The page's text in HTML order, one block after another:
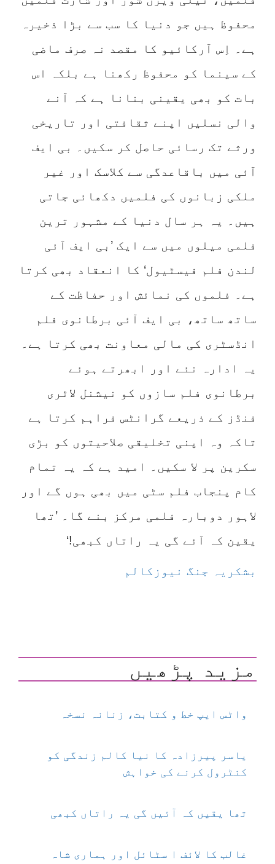
محفوظ ہیں جو دنیا کا سب سے بڑا ذخیرہ
ہے۔ اِس آرکائیو کا مقصد نہ صرف ماضی
کے سینما کو محفوظ رکھنا ہے بلکہ اس
بات کو بھی یقینی بنانا ہے کہ آنے
والی نسلیں اپنے ثقافتی اور تاریخی
ورثے تک رسائی حاصل کر سکیں۔ بی ایف
آئی میں باقاعدگی سے کلاسک اور غیر
ملکی زبانوں کی فلمیں دکھائی جاتی
ہیں۔ یہ ہر سال دنیا کے مشہور ترین
فلمی میلوں میں سے ایک ’بی ایف آئی
لندن فلم فیسٹیول‘ کا انعقاد بھی کرتا
ہے۔ فلموں کی نمائش اور حفاظت کے
ساتھ ساتھ، بی ایف آئی برطانوی فلم
انڈسٹری کی مالی معاونت بھی کرتا ہے۔
یہ ادارہ نئے اور ابھرتے ہوئے
برطانوی فلم سازوں کو نیشنل لاٹری
فنڈز کے ذریعے گرانٹس فراہم کرتا ہے
تاکہ وہ اپنی تخلیقی صلاحیتوں کو بڑی
سکرین پر لا سکیں۔ امید ہے کہ یہ تمام
کام پنجاب فلم سٹی میں بھی ہوں گے اور
لاہور دوبارہ فلمی مرکز بنے گا۔ ’تھا
یقین کہ آئے گی یہ راتاں کبھی!‘
بشکریہ جنگ نیوزکالم
مزید پڑھیں
واٹس ایپ خط و کتابت، زنانہ نسخہ
یاسر پیرزادہ کا نیا کالم زندگی کو
کنٹرول کرنے کی خواہش
تھا یقیں کہ آئیں گی یہ راتاں کبھی
غالب کا لائف ا سٹائل اور ہماری شاہ